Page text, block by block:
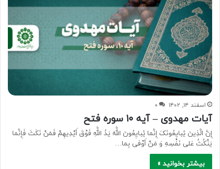
اسفند ۱۴, ۱۴۰۲ ۰
آیات مهدوی – آیه ۱۰ سوره فتح
إِنَّ الَّذِینَ یُبایِعُونَکَ إِنَّما یُبایِعُونَ اللَّهَ یَدُ اللَّهِ فَوْقَ أَیْدِیهِمْ فَمَنْ نَکَثَ فَإِنَّما
یَنْکُثُ عَلى‏ نَفْسِهِ وَ مَنْ أَوْفى‏ بِما…
بیشتر بخوانید »